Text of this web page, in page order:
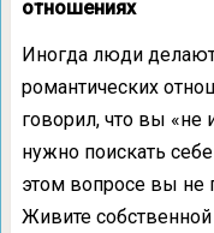
отношениях
Иногда люди
романтических
говорил, что вы «не
нужно поискать
этом вопросе вы не
Живите